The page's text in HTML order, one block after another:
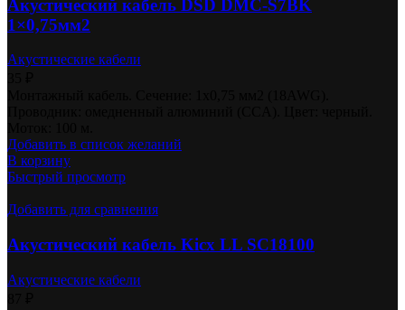
Акустический кабель DSD DMC-S7BK
1×0,75мм2
Акустические кабели
Добавить в список желаний
В корзину
Быстрый просмотр
Добавить для сравнения
Акустический кабель Kicx LL SC18100
Акустические кабели